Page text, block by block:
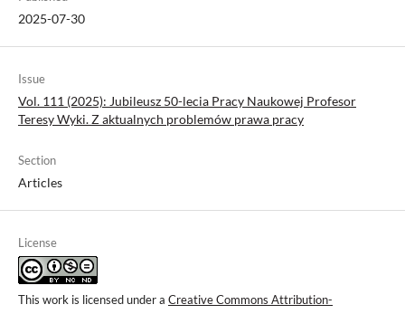
2025-07-30
Issue
Vol. 111 (2025): Jubileusz 50-lecia Pracy Naukowej Profesor
Teresy Wyki. Z aktualnych problemów prawa pracy
Section
Articles
License
This work is licensed under a Creative Commons Attribution-